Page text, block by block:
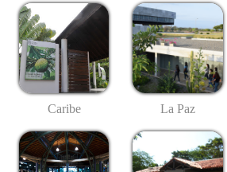
Caribe La Paz